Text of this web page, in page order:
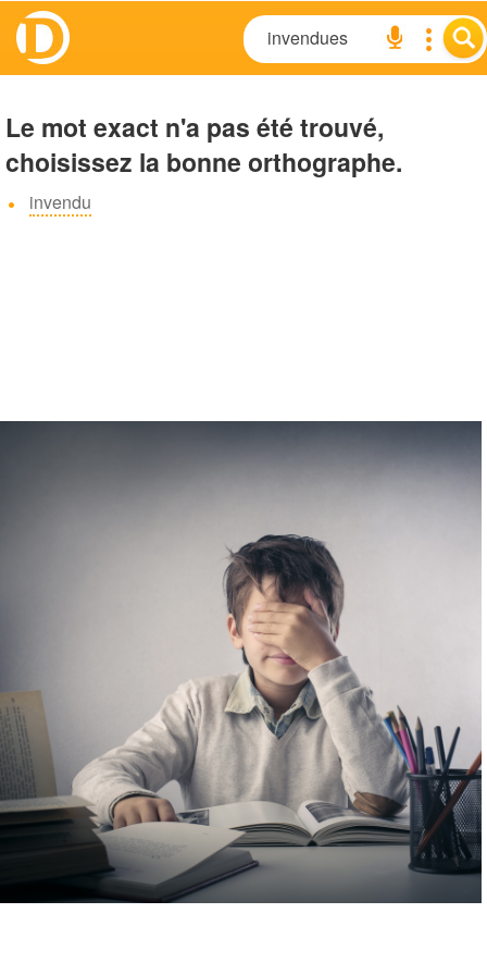
Le mot exact n'a pas été trouvé,
choisissez la bonne orthographe.
invendu